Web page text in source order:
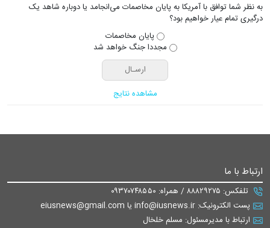
به نظر شما توافق با آمریکا به پایان مخاصمات می‌انجامد یا دوباره شاهد یک
درگیری تمام عیار خواهیم بود؟
پایان مخاصمات
مجددا جنگ خواهد شد
مشاهده نتایج
ارتباط با ما
تلفکس: ۸۸۸۲۹۲۷۵ / همراه: ۰۹۳۷۰۷۴۸۵۵۰
پست الکترونیک: info@iusnews.ir یا eiusnews@gmail.com
ارتباط با مدیرمسئول: مسلم خلخال